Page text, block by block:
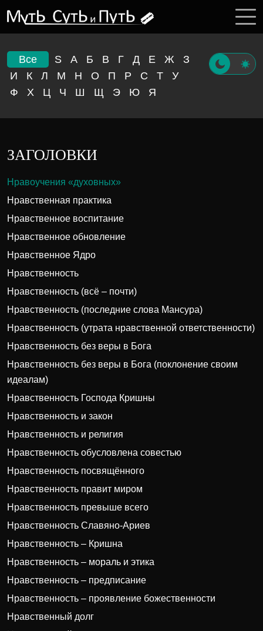
Все S А Б В Г Д Е Ж
З
И
К Л М Н О П Р С Т
У
Ф
Х Ц Ч Ш Щ Э Ю Я
ЗАГОЛОВКИ
Нравоучения «духовных»
Нравственная практика
Нравственное воспитание
Нравственное обновление
Нравственное Ядро
Нравственность
Нравственность (всё – почти)
Нравственность (последние слова Мансура)
Нравственность (утрата нравственной ответственности)
Нравственность без веры в Бога
Нравственность без веры в Бога (поклонение своим
идеалам)
Нравственность Господа Кришны
Нравственность и закон
Нравственность и религия
Нравственность обусловлена совестью
Нравственность посвящённого
Нравственность правит миром
Нравственность превыше всего
Нравственность Славяно-Ариев
Нравственность – Кришна
Нравственность – мораль и этика
Нравственность – предписание
Нравственность – проявление божественности
Нравственный долг